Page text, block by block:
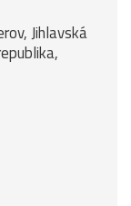
Jihlavská